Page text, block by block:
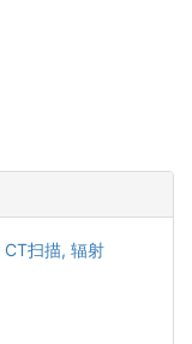
CT扫描, 辐射